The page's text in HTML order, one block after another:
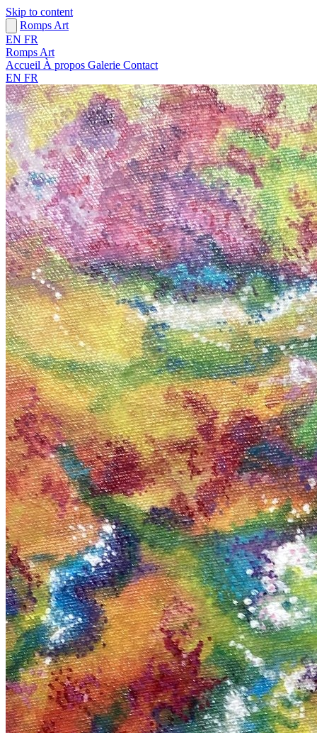
Skip to content
Romps Art
EN FR
Romps Art
Accueil À propos Galerie Contact
EN FR